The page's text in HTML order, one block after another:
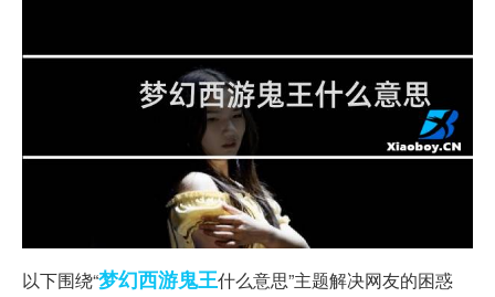
以下围绕“梦幻西游鬼王什么意思”主题解决网友的困惑